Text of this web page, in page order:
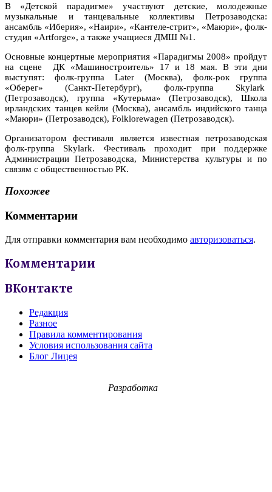
В «Детской парадигме» участвуют детские, молодежные
музыкальные и танцевальные коллективы Петрозаводска:
ансамбль «Иберия», «Наири», «Кантеле-стрит», «Маюри», фолк-
студия «Artforge», а также учащиеся ДМШ №1.
Основные концертные мероприятия «Парадигмы 2008» пройдут
на сцене ДК «Машиностроитель» 17 и 18 мая. В эти дни
выступят: фолк-группа Later (Москва), фолк-рок группа
«Оберег» (Санкт-Петербург), фолк-группа Skylark
(Петрозаводск), группа «Кутерьма» (Петрозаводск), Школа
ирландских танцев кейли (Москва), ансамбль индийского танца
«Маюри» (Петрозаводск), Folklorewagen (Петрозаводск).
Организатором фестиваля является известная петрозаводская
фолк-группа Skylark. Фестиваль проходит при поддержке
Администрации Петрозаводска, Министерства культуры и по
связям с общественностью РК.
Похожее
Комментарии
Для отправки комментария вам необходимо авторизоваться.
Комментарии
ВКонтакте
Редакция
Разное
Правила комментирования
Условия использования сайта
Блог Лицея
Разработка